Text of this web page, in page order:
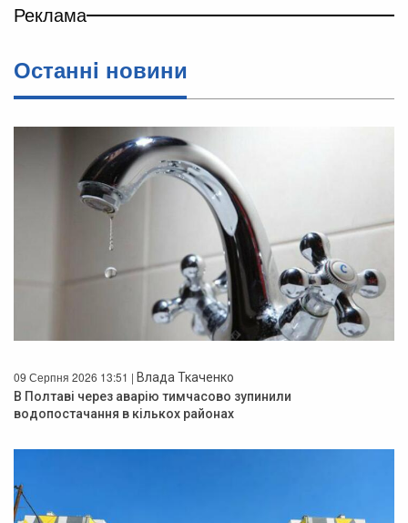
Реклама
Останнi новини
09 Серпня 2026 13:51 | Влада Ткаченко
В Полтаві через аварію тимчасово зупинили
водопостачання в кількох районах